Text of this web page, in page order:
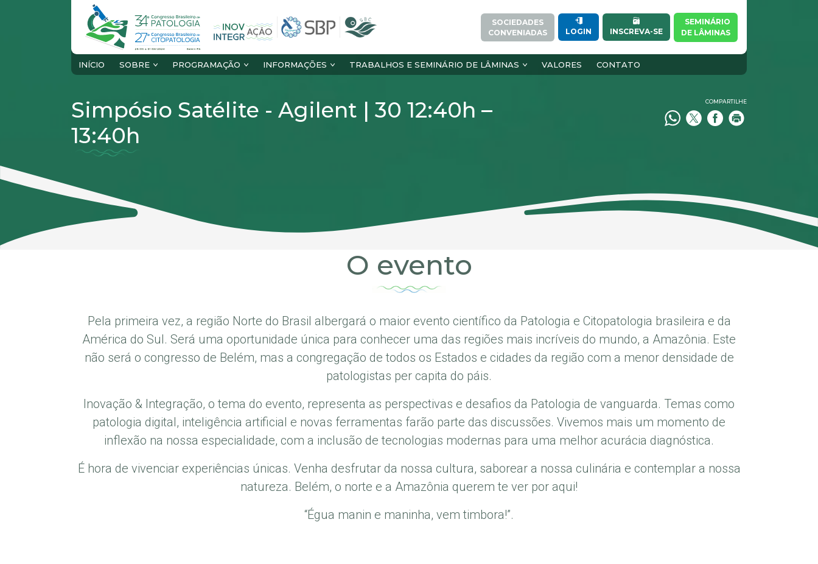
Simpósio Satélite - Agilent | 30 12:40h –
13:40h
COMPARTILHE
SOCIEDADES
CONVENIADAS
LOGIN INSCREVA-SE
SEMINÁRIO
DE LÂMINAS
INÍCIO SOBRE PROGRAMAÇÃO INFORMAÇÕES TRABALHOS E SEMINÁRIO DE LÂMINAS VALORES CONTATO
O evento
Pela primeira vez, a região Norte do Brasil albergará o maior evento científico da Patologia e Citopatologia brasileira e da
América do Sul. Será uma oportunidade única para conhecer uma das regiões mais incríveis do mundo, a Amazônia. Este
não será o congresso de Belém, mas a congregação de todos os Estados e cidades da região com a menor densidade de
patologistas per capita do páis.
Inovação & Integração, o tema do evento, representa as perspectivas e desafios da Patologia de vanguarda. Temas como
patologia digital, inteligência artificial e novas ferramentas farão parte das discussões. Vivemos mais um momento de
inflexão na nossa especialidade, com a inclusão de tecnologias modernas para uma melhor acurácia diagnóstica.
É hora de vivenciar experiências únicas. Venha desfrutar da nossa cultura, saborear a nossa culinária e contemplar a nossa
natureza. Belém, o norte e a Amazônia querem te ver por aqui!
“Égua manin e maninha, vem timbora!”.